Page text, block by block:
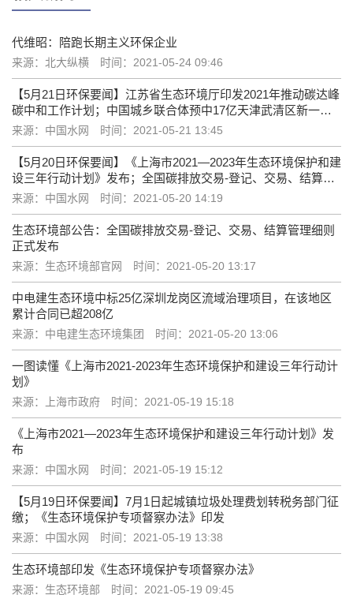
代维昭：陪跑长期主义环保企业
来源：北大纵横 时间：2021-05-24 09:46
【5月21日环保要闻】江苏省生态环境厅印发2021年推动碳达峰
碳中和工作计划；中国城乡联合体预中17亿天津武清区新一轮
农村污水PPP项目
来源：中国水网 时间：2021-05-21 13:45
【5月20日环保要闻】《上海市2021—2023年生态环境保护和建
设三年行动计划》发布；全国碳排放交易-登记、交易、结算管
理细则正式发布
来源：中国水网 时间：2021-05-20 14:19
生态环境部公告：全国碳排放交易-登记、交易、结算管理细则
正式发布
来源：生态环境部官网 时间：2021-05-20 13:17
中电建生态环境中标25亿深圳龙岗区流域治理项目，在该地区
累计合同已超208亿
来源：中电建生态环境集团 时间：2021-05-20 13:06
一图读懂《上海市2021-2023年生态环境保护和建设三年行动计
划》
来源：上海市政府 时间：2021-05-19 15:18
《上海市2021—2023年生态环境保护和建设三年行动计划》发
布
来源：中国水网 时间：2021-05-19 15:12
【5月19日环保要闻】7月1日起城镇垃圾处理费划转税务部门征
缴；《生态环境保护专项督察办法》印发
来源：中国水网 时间：2021-05-19 13:38
生态环境部印发《生态环境保护专项督察办法》
来源：生态环境部 时间：2021-05-19 09:45